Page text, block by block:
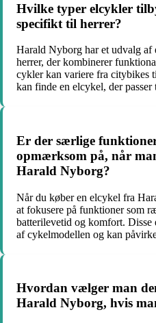
Hvilke typer elcykler
specifikt til herrer?
Harald Nyborg har et udvalg
herrer, der kombinerer
cykler kan variere fra citybikes
kan finde en elcykel, der passer
Er der særlige
opmærksom på, når
Harald Nyborg?
Når du køber en elcykel fra
at fokusere på funktioner som
batterilevetid og komfort.
af cykelmodellen og kan
Hvordan vælger man
Harald Nyborg, hvis